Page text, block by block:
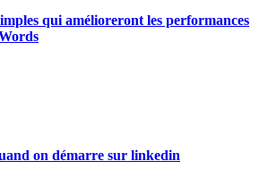
qui amélioreront les performances
on démarre sur linkedin